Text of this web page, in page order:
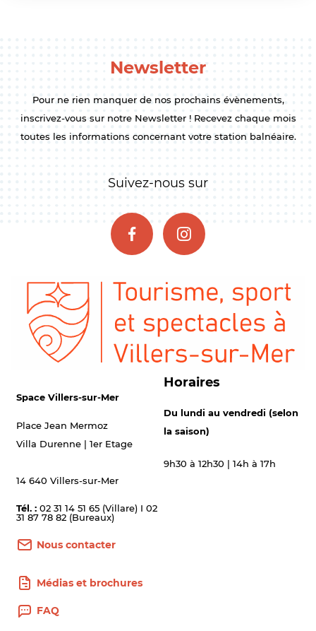
Newsletter
Pour ne rien manquer de nos prochains évènements,
inscrivez-vous sur notre Newsletter ! Recevez chaque mois
toutes les informations concernant votre station balnéaire.
Suivez-nous sur
Space Villers-sur-Mer
Place Jean Mermoz
Villa Durenne | 1er Etage
14 640 Villers-sur-Mer
Tél. : 02 31 14 51 65 (Villare) I 02
31 87 78 82 (Bureaux)
Nous contacter
Horaires
Du lundi au vendredi (selon
la saison)
9h30 à 12h30 | 14h à 17h
Médias et brochures
FAQ